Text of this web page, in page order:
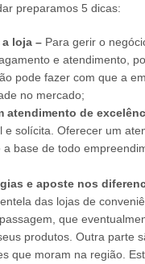
preparamos 5 dicas:
loja – Para gerir o
e atendimento,
pode fazer com que a
no mercado;
atendimento de
e solícita. Oferecer um
a base de todo
e aposte nos
das lojas de
que
produtos. Outra parte
que moram na região.